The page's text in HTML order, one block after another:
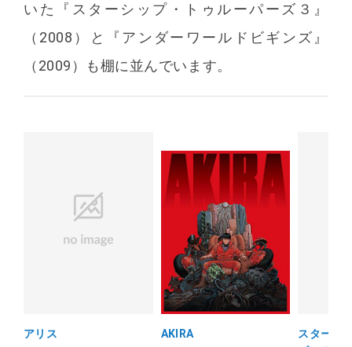
いた『スターシップ・トゥルーパーズ３』
（2008）と『アンダーワールドビギンズ』
（2009）も棚に並んでいます。
アリス AKIRA
スターシ